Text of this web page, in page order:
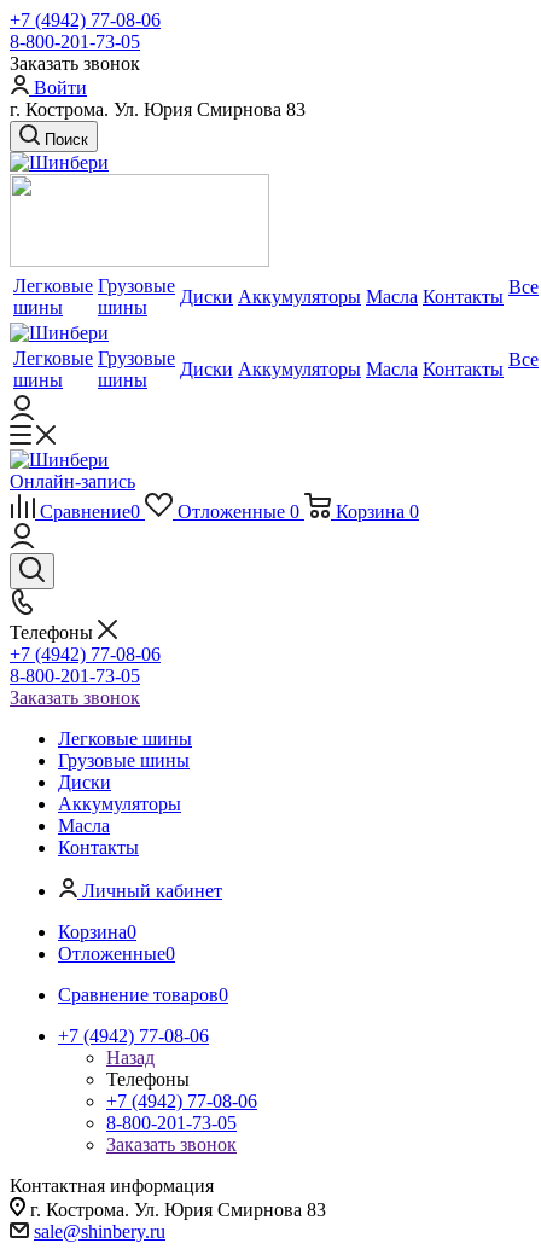
+7 (4942) 77-08-06
8-800-201-73-05
Заказать звонок
Войти
г. Кострома. Ул. Юрия Смирнова 83
Поиск
Легковые
шины
Грузовые
шины
Диски Аккумуляторы Масла Контакты Все
Легковые
шины
Грузовые
шины
Диски Аккумуляторы Масла Контакты Все
Онлайн-запись
Сравнение0 Отложенные 0 Корзина 0
Телефоны
+7 (4942) 77-08-06
8-800-201-73-05
Заказать звонок
Легковые шины
Грузовые шины
Диски
Аккумуляторы
Масла
Контакты
Личный кабинет
Корзина0
Отложенные0
Сравнение товаров0
+7 (4942) 77-08-06
Назад
Телефоны
+7 (4942) 77-08-06
8-800-201-73-05
Заказать звонок
Контактная информация
г. Кострома. Ул. Юрия Смирнова 83
sale@shinbery.ru